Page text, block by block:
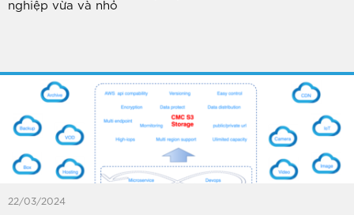
nghiệp vừa và nhỏ
22/03/2024